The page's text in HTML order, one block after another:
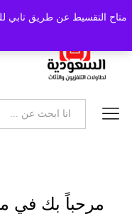
متاح التقسيط عن طريق تابي
مرحباً بك في